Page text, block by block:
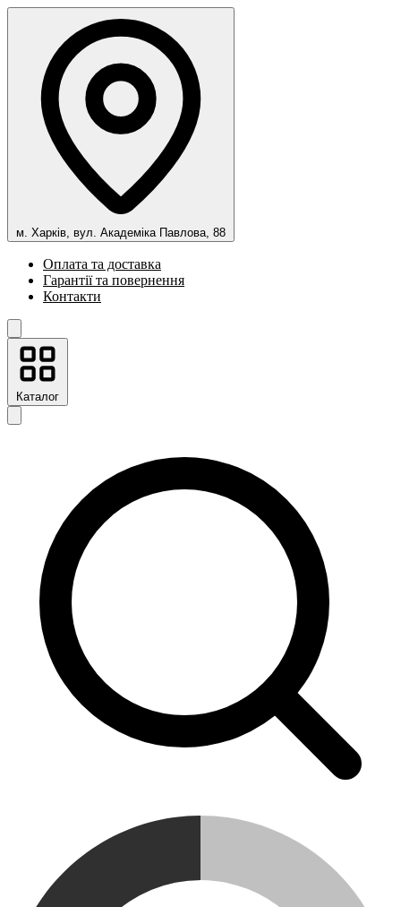
м. Харків, вул. Академіка Павлова, 88
Оплата та доставка
Гарантії та повернення
Контакти
Каталог